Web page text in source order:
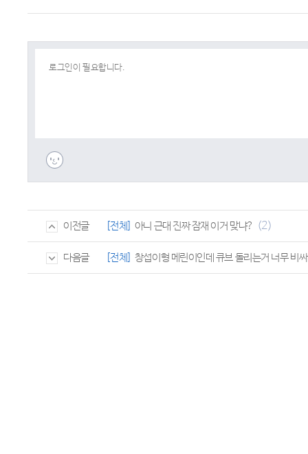
이전글 [전체] 아니 근대 진짜 잠재 이거 맞냐? (2)
다음글 [전체] 창섭이형 메린이인데 큐브 돌리는거 너무 비